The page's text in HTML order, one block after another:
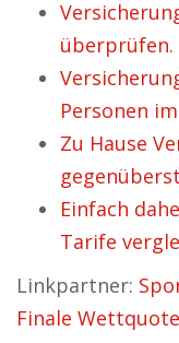
überprüfen.
Personen
Zu Hause
Einfach
Tarife
Linkpartner:
Finale